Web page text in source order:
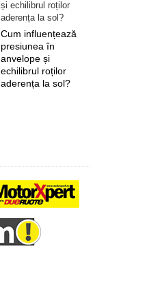
Cum influențează
presiunea în
anvelope și
echilibrul roților
aderența la sol?